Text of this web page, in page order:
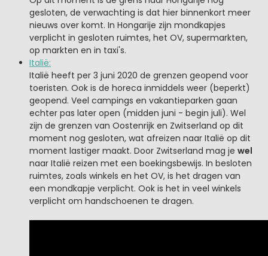
gesloten, de verwachting is dat hier binnenkort meer
nieuws over komt. In Hongarije zijn mondkapjes
verplicht in gesloten ruimtes, het OV, supermarkten,
op markten en in taxi's.
Italië:
Italië heeft per 3 juni 2020 de grenzen geopend voor
toeristen. Ook is de horeca inmiddels weer (beperkt)
geopend. Veel campings en vakantieparken gaan
echter pas later open (midden juni - begin juli). Wel
zijn de grenzen van Oostenrijk en Zwitserland op dit
moment nog gesloten, wat afreizen naar Italië op dit
moment lastiger maakt. Door Zwitserland mag je wel
naar Italië reizen met een boekingsbewijs. In besloten
ruimtes, zoals winkels en het OV, is het dragen van
een mondkapje verplicht. Ook is het in veel winkels
verplicht om handschoenen te dragen.